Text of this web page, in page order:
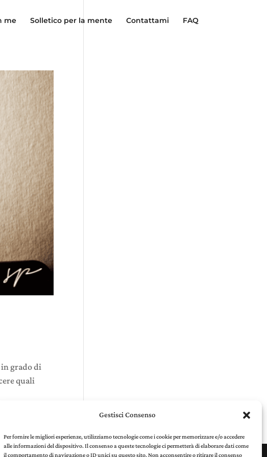
Gestisci Consenso
Per fornire le migliori esperienze, utilizziamo tecnologie come i cookie per memorizzare e/o accedere
alle informazioni del dispositivo. Il consenso a queste tecnologie ci permetterà di elaborare dati come
il comportamento di navigazione o ID unici su questo sito. Non acconsentire o ritirare il consenso
me Solletico per la mente Contattami FAQ
grado di
quali